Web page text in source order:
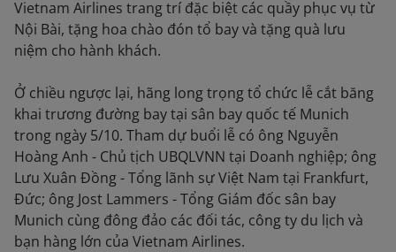
Vietnam Airlines trang trí đặc biệt các quầy phục vụ từ
Nội Bài, tặng hoa chào đón tổ bay và tặng quà lưu
niệm cho hành khách.
Ở chiều ngược lại, hãng long trọng tổ chức lễ cắt băng
khai trương đường bay tại sân bay quốc tế Munich
trong ngày 5/10. Tham dự buổi lễ có ông Nguyễn
Hoàng Anh - Chủ tịch UBQLVNN tại Doanh nghiệp; ông
Lưu Xuân Đồng - Tổng lãnh sự Việt Nam tại Frankfurt,
Đức; ông Jost Lammers - Tổng Giám đốc sân bay
Munich cùng đông đảo các đối tác, công ty du lịch và
bạn hàng lớn của Vietnam Airlines.